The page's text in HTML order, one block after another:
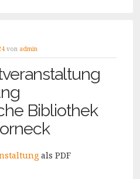
von admin
Bibliothek
als PDF